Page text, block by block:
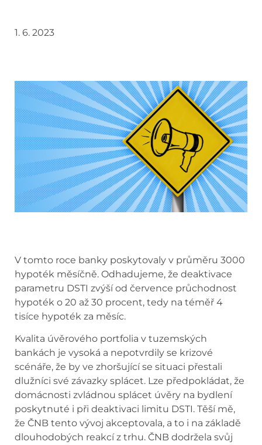
1. 6. 2023
V tomto roce banky poskytovaly v průměru 3000
hypoték měsíčně. Odhadujeme, že deaktivace
parametru DSTI zvýší od července průchodnost
hypoték o 20 až 30 procent, tedy na téměř 4
tisíce hypoték za měsíc.
Kvalita úvěrového portfolia v tuzemských
bankách je vysoká a nepotvrdily se krizové
scénáře, že by ve zhoršující se situaci přestali
dlužníci své závazky splácet. Lze předpokládat, že
domácnosti zvládnou splácet úvěry na bydlení
poskytnuté i při deaktivaci limitu DSTI. Těší mě,
že ČNB tento vývoj akceptovala, a to i na základě
dlouhodobých reakcí z trhu. ČNB dodržela svůj